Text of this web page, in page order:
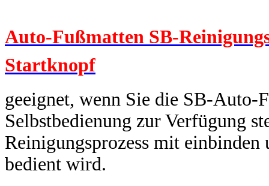
Auto-Fußmatten SB-
Startknopf
geeignet, wenn Sie die SB-Auto-
Selbstbedienung zur Verfügung
Reinigungsprozess mit einbinden
bedient wird.